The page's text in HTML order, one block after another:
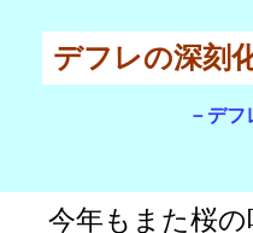
デフレの深刻
－デ
今年もまた桜